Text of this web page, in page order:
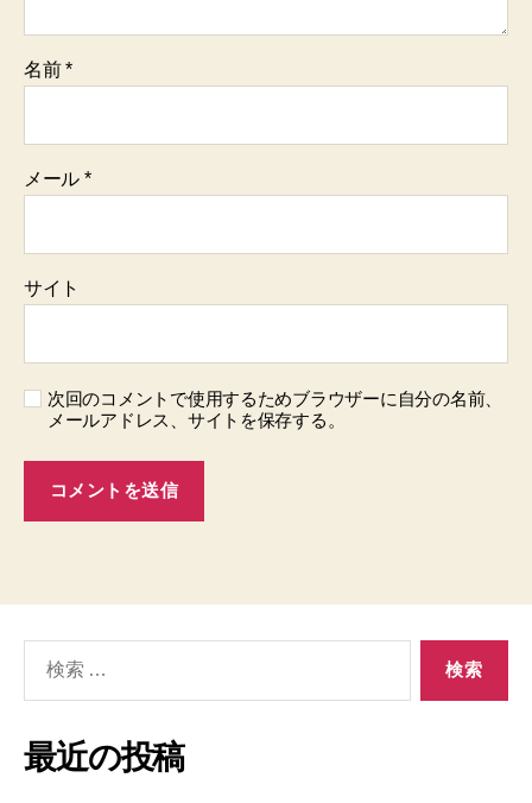
名前*
メール *
サイト
次回のコメントで使用するためブラウザーに自分の名前、
メールアドレス、サイトを保存する。
象:
最近の投稿